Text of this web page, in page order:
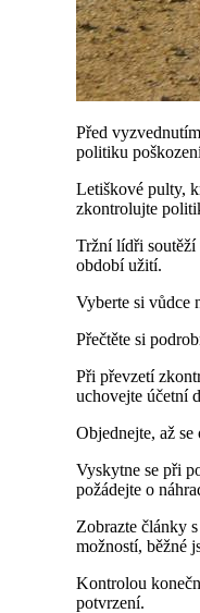
Před
politiku
Letiškové pulty,
zkontrolujte
Tržní lídři soutěží
období užití.
Vyberte si vůdce
Přečtěte si
Při převzetí
uchovejte účetní
Objednejte, až
Vyskytne se při
požádejte o
Zobrazte články
možností, běžné
Kontrolou
potvrzení.